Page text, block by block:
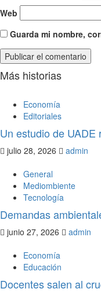
Web
Guarda mi nombre,
Más historias
Economía
Editoriales
Un estudio de
julio 28, 2026
admin
General
Mediombiente
Tecnología
Demandas
junio 27, 2026
admin
Economía
Educación
Docentes salen al